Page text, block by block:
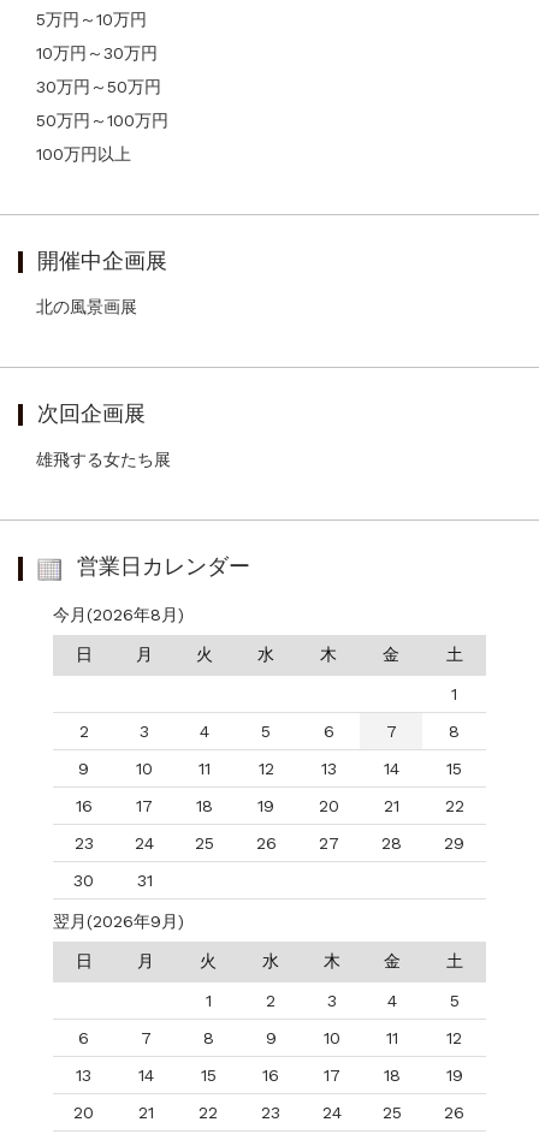
5万円～10万円
10万円～30万円
30万円～50万円
50万円～100万円
100万円以上
開催中企画展
北の風景画展
次回企画展
雄飛する女たち展
営業日カレンダー
今月(2026年8月)
日 月 火 水 木 金 土
1
2
3 4 5 6 7
8
9
10 11 12 13 14
15
16
17 18 19 20 21
22
23
24 25 26 27 28
29
30
31
翌月(2026年9月)
日 月 火 水 木 金 土
1 2 3 4
5
6
7 8 9 10 11
12
13
14 15 16 17 18
19
20
21 22 23 24 25 26